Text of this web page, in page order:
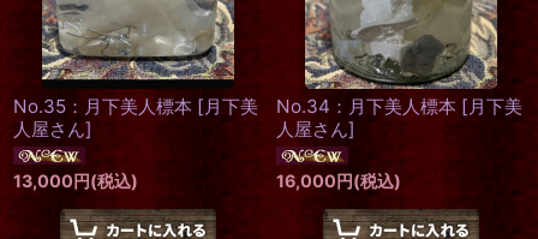
No.35：月下美人標本 [月下美
人屋さん]
13,000円(税込)
No.34：月下美人標本 [月下美
人屋さん]
16,000円(税込)